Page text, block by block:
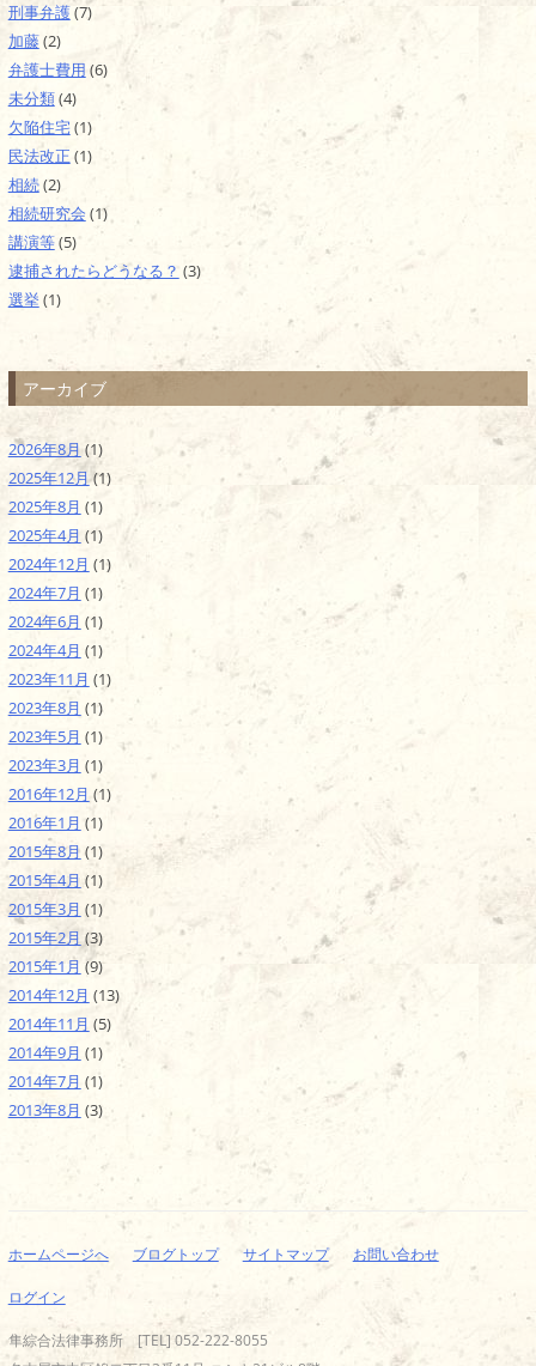
刑事弁護(7)
加藤(2)
弁護士費用 (6)
未分類(4)
欠陥住宅(1)
民法改正 (1)
相続(2)
相続研究会 (1)
講演等(5)
逮捕されたらどうなる？ (3)
選挙 (1)
アーカイブ
2026年8月 (1)
2025年12月(1)
2025年8月 (1)
2025年4月 (1)
2024年12月 (1)
2024年7月 (1)
2024年6月 (1)
2024年4月 (1)
2023年11月 (1)
2023年8月 (1)
2023年5月 (1)
2023年3月 (1)
2016年12月 (1)
2016年1月 (1)
2015年8月 (1)
2015年4月 (1)
2015年3月 (1)
2015年2月 (3)
2015年1月 (9)
2014年12月 (13)
2014年11月 (5)
2014年9月 (1)
2014年7月 (1)
2013年8月 (3)
ホームページへ ブログトップ サイトマップ お問い合わせ
ログイン
隼綜合法律事務所 [TEL] 052-222-8055